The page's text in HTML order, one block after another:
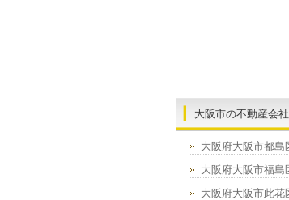
大阪市の不動産会社
大阪府大阪市都島
大阪府大阪市福島
大阪府大阪市此花